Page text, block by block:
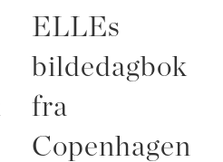
ELLEs
bildedagbok
fra
Copenhagen